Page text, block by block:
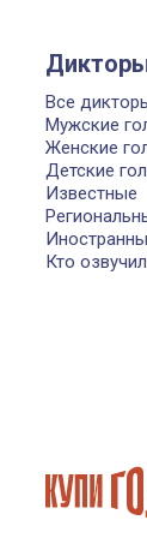
Все
Мужские
Женские
Детские
Известные
Кто озвучил